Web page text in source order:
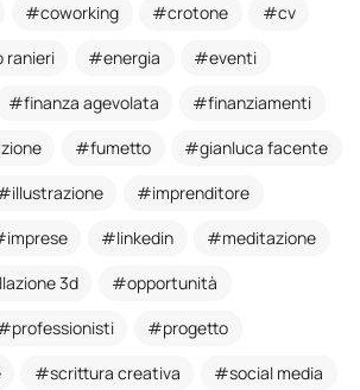
coworking crotone
cv
ranieri energia
eventi
finanza agevolata
finanziamenti
fumetto
gianluca facente
illustrazione
imprenditore
imprese linkedin
meditazione
3d
opportunità
professionisti
progetto
scrittura creativa
social media